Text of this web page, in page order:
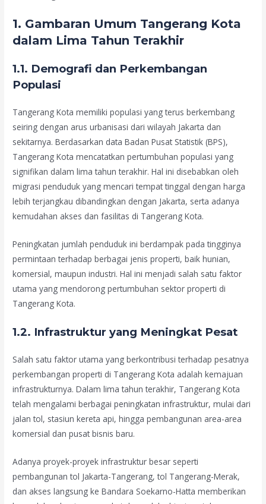
1. Gambaran Umum Tangerang Kota
dalam Lima Tahun Terakhir
1.1. Demografi dan Perkembangan
Populasi
Tangerang Kota memiliki populasi yang terus berkembang
seiring dengan arus urbanisasi dari wilayah Jakarta dan
sekitarnya. Berdasarkan data Badan Pusat Statistik (BPS),
Tangerang Kota mencatatkan pertumbuhan populasi yang
signifikan dalam lima tahun terakhir. Hal ini disebabkan oleh
migrasi penduduk yang mencari tempat tinggal dengan harga
lebih terjangkau dibandingkan dengan Jakarta, serta adanya
kemudahan akses dan fasilitas di Tangerang Kota.
Peningkatan jumlah penduduk ini berdampak pada tingginya
permintaan terhadap berbagai jenis properti, baik hunian,
komersial, maupun industri. Hal ini menjadi salah satu faktor
utama yang mendorong pertumbuhan sektor properti di
Tangerang Kota.
1.2. Infrastruktur yang Meningkat Pesat
Salah satu faktor utama yang berkontribusi terhadap pesatnya
perkembangan properti di Tangerang Kota adalah kemajuan
infrastrukturnya. Dalam lima tahun terakhir, Tangerang Kota
telah mengalami berbagai peningkatan infrastruktur, mulai dari
jalan tol, stasiun kereta api, hingga pembangunan area-area
komersial dan pusat bisnis baru.
Adanya proyek-proyek infrastruktur besar seperti
pembangunan tol Jakarta-Tangerang, tol Tangerang-Merak,
dan akses langsung ke Bandara Soekarno-Hatta memberikan